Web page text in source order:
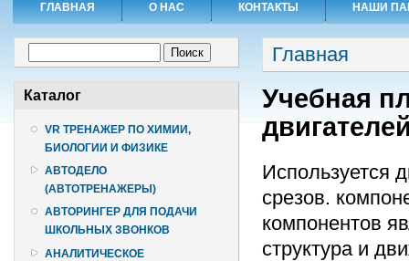
ГЛАВНАЯ О НАС КОНТАКТЫ НАШИ
Каталог
VR ТРЕНАЖЕР ПО ХИМИИ,
БИОЛОГИИ И ФИЗИКЕ
АВТОДЕЛО
(АВТОТРЕНАЖЕРЫ)
АВТОРИНГЕР ДЛЯ ПОДАЧИ
ШКОЛЬНЫХ ЗВОНКОВ
АНАЛИТИЧЕСКОЕ
Вы здесь
Главная
Учебная
Используется
срезов.
компонентов
структура и